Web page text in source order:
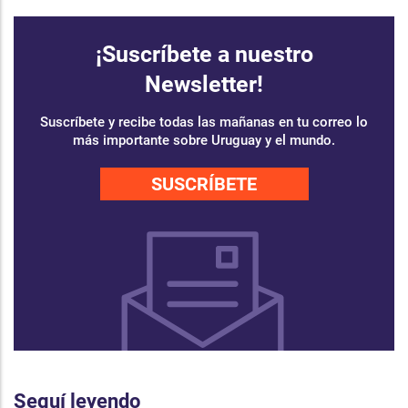
¡Suscríbete a nuestro
Newsletter!
Suscríbete y recibe todas las mañanas en tu correo lo
más importante sobre Uruguay y el mundo.
SUSCRÍBETE
Seguí leyendo